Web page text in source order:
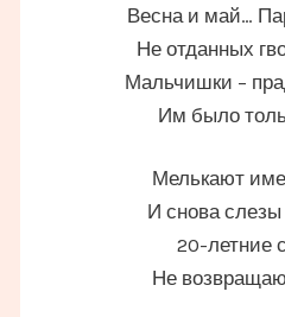
Весна и май…
Не отданных
Мальчишки –
Им было
Мелькают
И снова слезы
20-летние
Не